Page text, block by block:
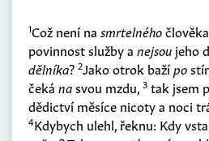
1Což není na smrtelného
povinnost služby a nejsou jeho
dělníka? 2Jako otrok bažípo
čeká nasvou mzdu, 3 tak jsem
dědictví měsíce nicoty a noci
4Kdybych ulehl, řeknu: Kdy